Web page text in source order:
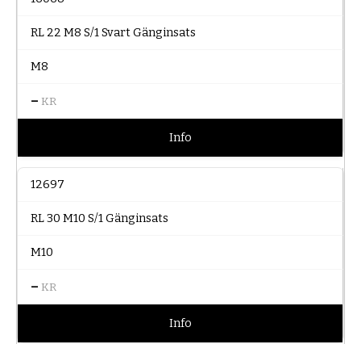
RL 22 M8 S/1 Svart Gänginsats
M8
– KR
Info
12697
RL 30 M10 S/1 Gänginsats
M10
– KR
Info